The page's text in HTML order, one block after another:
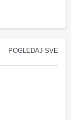
POGLEDAJ SVE